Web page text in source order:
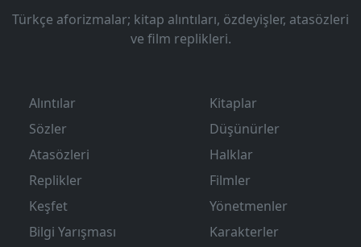
Türkçe aforizmalar; kitap alıntıları, özdeyişler, atasözleri
ve film replikleri.
Alıntılar
Sözler
Atasözleri
Replikler
Keşfet
Bilgi Yarışması
Kitaplar
Düşünürler
Halklar
Filmler
Yönetmenler
Karakterler